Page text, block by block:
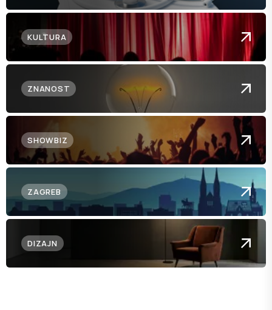
KULTURA
ZNANOST
SHOWBIZ
ZAGREB
DIZAJN